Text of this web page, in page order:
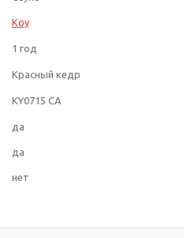
Koy
1 год
Красный кедр
KY0715 CA
да
да
нет